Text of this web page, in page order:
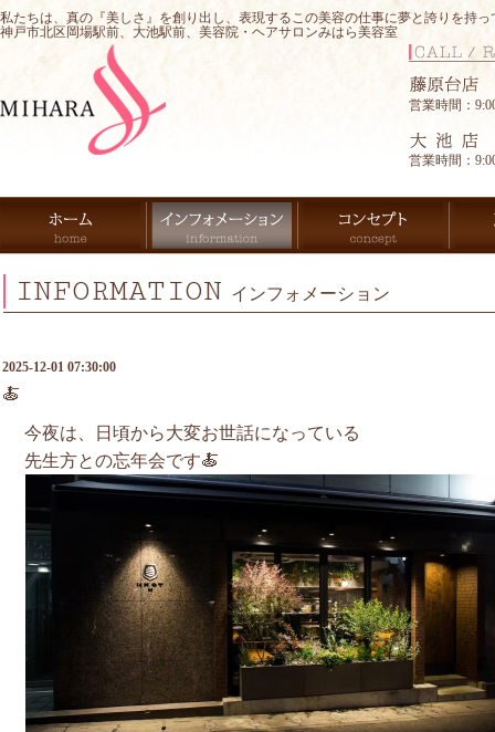
私たちは、真の『美しさ』を創り出し、表現するこの美容の仕事に夢と誇りを持
神戸市北区岡場駅前、大池駅前、美容院・ヘアサロンみはら美容室
営業時間：
営業時間：
INFORMATION インフォメーション
2025-12-01 07:30:00
🍝
今夜は、日頃から大変お世話になっている
先生方との忘年会です🍝